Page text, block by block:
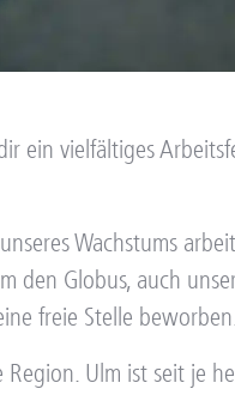
ein vielfältiges
Wachstums
den Globus, auch
freie Stelle
Ulm ist seit je